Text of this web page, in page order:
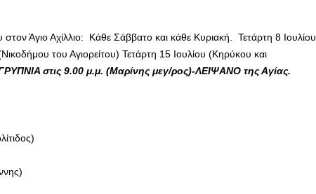
Άγιο Αχίλλιο: Κάθε Σάββατο και κάθε Κυριακή. Τετάρτη 8 Ιουλίου
του Αγιορείτου) Τετάρτη 15 Ιουλίου (Κηρύκου και
στις 9.00 μ.μ. (Μαρίνης μεγ/ρος)-ΛΕΙΨΑΝΟ της Αγίας.